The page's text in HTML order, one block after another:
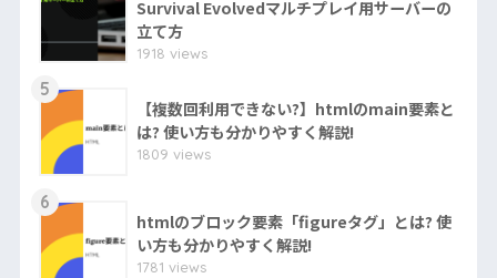
Survival Evolvedマルチプレイ用サーバーの
立て方
1918 views
5
【複数回利用できない?】htmlのmain要素と
は? 使い方も分かりやすく解説!
1809 views
6
htmlのブロック要素「figureタグ」とは? 使
い方も分かりやすく解説!
1781 views